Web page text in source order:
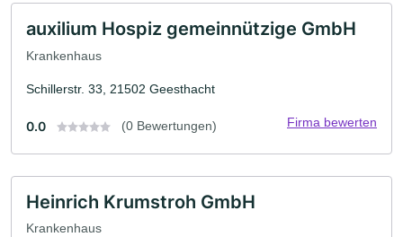
auxilium Hospiz gemeinnützige GmbH
Krankenhaus
Schillerstr. 33, 21502 Geesthacht
0.0 (0 Bewertungen) Firma bewerten
Heinrich Krumstroh GmbH
Krankenhaus